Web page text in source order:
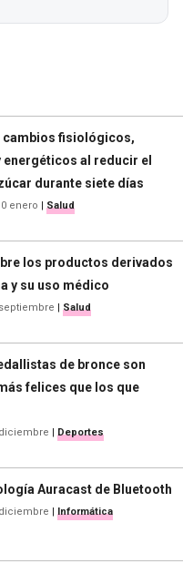
cambios fisiológicos,
al reducir el
durante siete días
enero | Salud
los productos derivados
y su uso médico
| Salud
de bronce son
felices que los que
| Deportes
Auracast de Bluetooth
| Informática